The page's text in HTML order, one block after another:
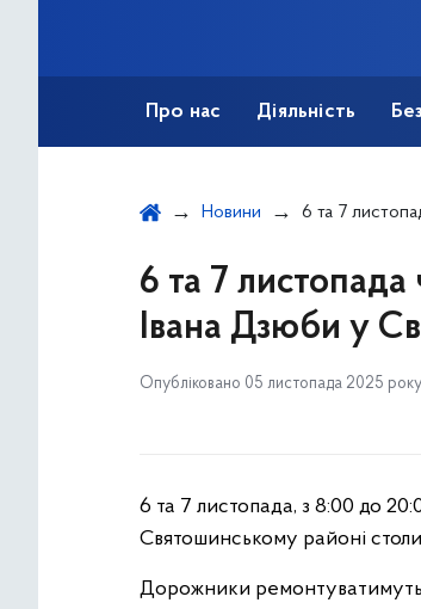
Про нас Діяльність
Новини 6 та 7 листопада частково
6 та 7
Івана Дзюби у
Опубліковано 05 листопада 2025
6 та 7 листопада, з 8:00 до
Святошинському районі
Дорожники ремонтуватимуть